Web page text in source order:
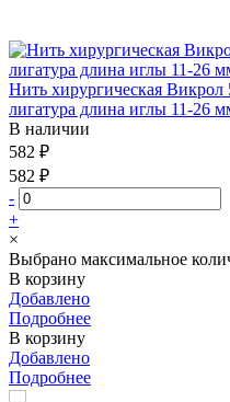
Нить хирургическая
лигатура длина иглы 11-26
В наличии
582 ₽
582 ₽
-
+
×
Выбрано максимальное
В корзину
Добавлено
Подробнее
В корзину
Добавлено
Подробнее